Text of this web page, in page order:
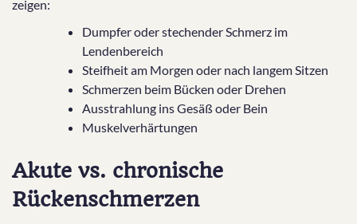
zeigen:
Dumpfer oder stechender Schmerz im
Lendenbereich
Steifheit am Morgen oder nach langem Sitzen
Schmerzen beim Bücken oder Drehen
Ausstrahlung ins Gesäß oder Bein
Muskelverhärtungen
Akute vs. chronische
Rückenschmerzen